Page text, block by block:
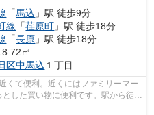
「馬込 」駅 徒歩9分
線 「荏原町 」駅 徒歩18分
「長原 」駅 徒歩18分
㎡
区中馬込 １丁目
くて便利。近くにはファミリーマー
した買い物に便利です。駅から徒歩